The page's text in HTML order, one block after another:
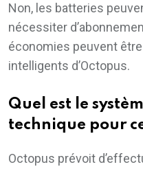
Non, les batteries
nécessiter
économies peuvent
intelligents d’Octopus.
Quel est le
technique pour
Octopus prévoit